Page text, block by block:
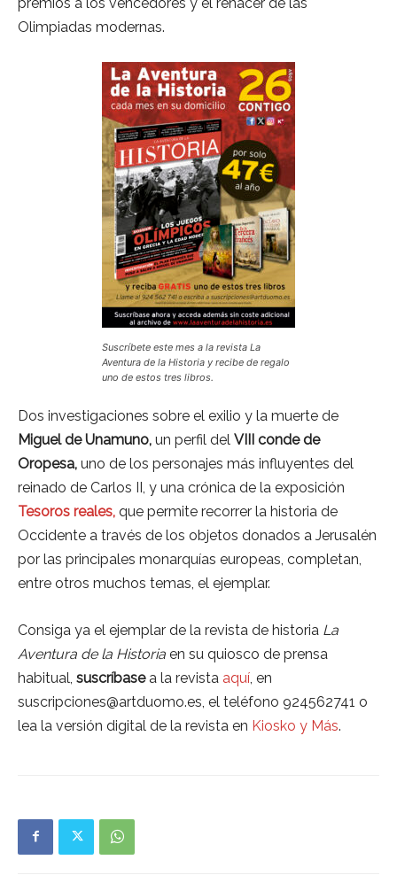
Olimpiadas modernas.
Suscríbete este mes a la revista La
Aventura de la Historia y recibe de regalo
uno de estos tres libros.
Dos investigaciones sobre el exilio y la muerte de
Miguel de Unamuno, un perfil del VIII conde de
Oropesa, uno de los personajes más influyentes del
reinado de Carlos II, y una crónica de la exposición
Tesoros reales, que permite recorrer la historia de
Occidente a través de los objetos donados a Jerusalén
por las principales monarquías europeas, completan,
entre otros muchos temas, el ejemplar.
Consiga ya el ejemplar de la revista de historia La
Aventura de la Historia en su quiosco de prensa
habitual, suscríbasea la revista aquí, en
suscripciones@artduomo.es, el teléfono 924562741 o
lea la versión digital de la revista en Kiosko y Más.